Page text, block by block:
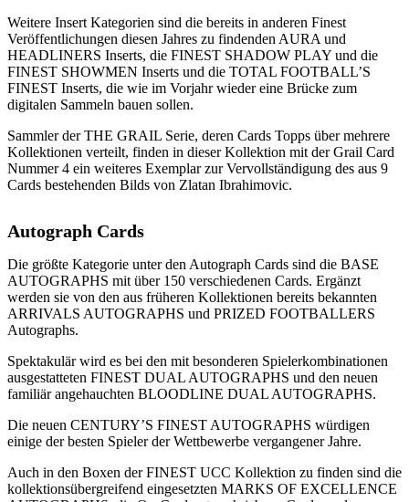
Weitere Insert Kategorien sind die bereits in anderen Finest
Veröffentlichungen diesen Jahres zu findenden AURA und
HEADLINERS Inserts, die FINEST SHADOW PLAY und die
FINEST SHOWMEN Inserts und die TOTAL FOOTBALL’S
FINEST Inserts, die wie im Vorjahr wieder eine Brücke zum
digitalen Sammeln bauen sollen.
Sammler der THE GRAIL Serie, deren Cards Topps über mehrere
Kollektionen verteilt, finden in dieser Kollektion mit der Grail Card
Nummer 4 ein weiteres Exemplar zur Vervollständigung des aus 9
Cards bestehenden Bilds von Zlatan Ibrahimovic.
Autograph Cards
Die größte Kategorie unter den Autograph Cards sind die BASE
AUTOGRAPHS mit über 150 verschiedenen Cards. Ergänzt
werden sie von den aus früheren Kollektionen bereits bekannten
ARRIVALS AUTOGRAPHS und PRIZED FOOTBALLERS
Autographs.
Spektakulär wird es bei den mit besonderen Spielerkombinationen
ausgestatteten FINEST DUAL AUTOGRAPHS und den neuen
familiär angehauchten BLOODLINE DUAL AUTOGRAPHS.
Die neuen CENTURY’S FINEST AUTOGRAPHS würdigen
einige der besten Spieler der Wettbewerbe vergangener Jahre.
Auch in den Boxen der FINEST UCC Kollektion zu finden sind die
kollektionsübergreifend eingesetzten MARKS OF EXCELLENCE